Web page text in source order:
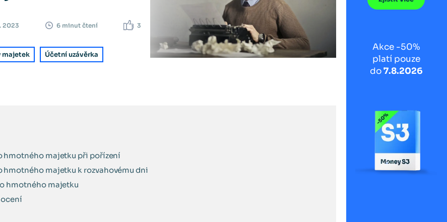
2023 6 minut čtení 3
majetek Účetní uzávěrka
hmotného majetku při pořízení
majetku k rozvahovému dni
hmotného majetku
Akce -50%
platí pouze
do7.8.2026